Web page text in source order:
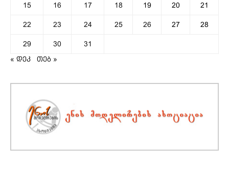
15 16 17 18 19 20 21
22 23 24 25 26 27 28
29 30
31
« დეკ
თებ »